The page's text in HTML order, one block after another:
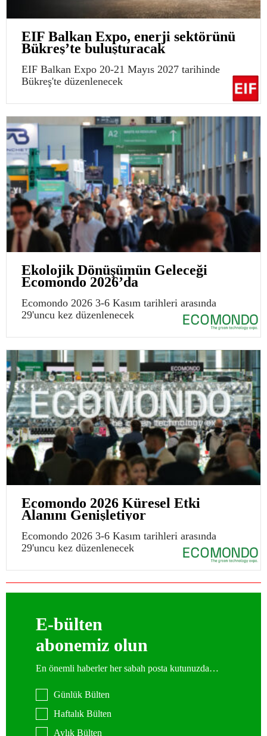
EIF Balkan Expo, enerji sektörünü
Bükreş’te buluşturacak
EIF Balkan Expo 20-21 Mayıs 2027 tarihinde
Bükreş'te düzenlenecek
Ekolojik Dönüşümün Geleceği
Ecomondo 2026’da
Ecomondo 2026 3-6 Kasım tarihleri arasında
29'uncu kez düzenlenecek
Ecomondo 2026 Küresel Etki
Alanını Genişletiyor
Ecomondo 2026 3-6 Kasım tarihleri arasında
29'uncu kez düzenlenecek
E-bülten
abonemiz olun
En önemli haberler her sabah posta kutunuzda…
Günlük Bülten
Haftalık Bülten
Aylık Bülten